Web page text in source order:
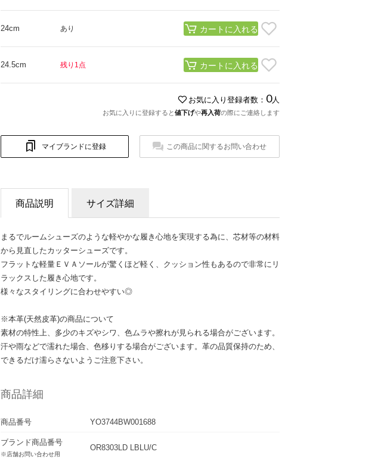
24cm あり カートに入れる
24.5cm 残り1点 カートに入れる
お気に入り登録者数： 0人
お気に入りに登録すると値下げや再入荷の際にご連絡します
マイブランドに登録 この商品に関するお問い合わせ
商品説明 サイズ詳細
まるでルームシューズのような軽やかな履き心地を実現する為に、芯材等の材料
から見直したカッターシューズです。
フラットな軽量ＥＶＡソールが驚くほど軽く、クッション性もあるので非常にリ
ラックスした履き心地です。
様々なスタイリングに合わせやすい◎
※本革(天然皮革)の商品について
素材の特性上、多少のキズやシワ、色ムラや擦れが見られる場合がございます。
汗や雨などで濡れた場合、色移りする場合がございます。革の品質保持のため、
できるだけ濡らさないようご注意下さい。
商品詳細
商品番号 YO3744BW001688
ブランド商品番号
※店舗お問い合わせ用
OR8303LD LBLU/C